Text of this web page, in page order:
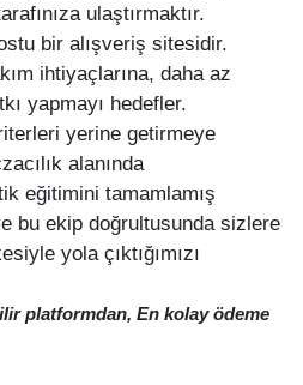
ulaştırmaktır.
bir alışveriş sitesidir.
ihtiyaçlarına, daha az
yapmayı hedefler.
yerine getirmeye
alanında
eğitimini tamamlamış
bu ekip doğrultusunda sizlere
yola çıktığımızı
platformdan, En kolay ödeme